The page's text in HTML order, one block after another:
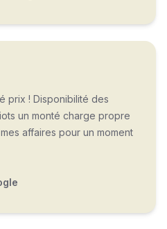
prix ! Disponibilité des
un monté charge propre
affaires pour un moment